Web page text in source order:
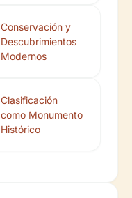
Conservación y
Descubrimientos
Modernos
Clasificación
como Monumento
Histórico